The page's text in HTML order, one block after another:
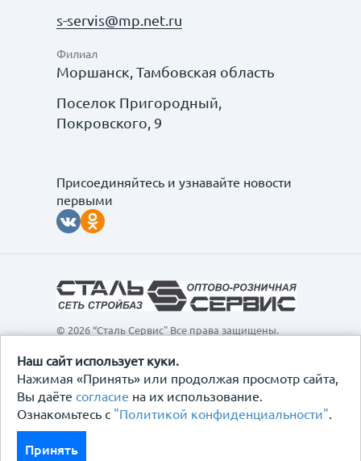
Наш сайт использует куки.
Нажимая «Принять» или продолжая просмотр сайта,
Вы даёте согласие на их использование.
Ознакомьтесь с "Политикой конфиденциальности".
Принять
s-servis@mp.net.ru
Филиал
Моршанск, Тамбовская область
Поселок Пригородный,
Покровского, 9
Присоединяйтесь и узнавайте новости
первыми
© 2026 “Сталь Сервис" Все права защищены.
интернет-сайт, а также вся информация о товарах и
ценах, предоставленная на нём, носит
исключительно информационный характер и ни при
каких условиях не является публичной офертой,
определяемой положениями Статьи 437
Договор-оферта